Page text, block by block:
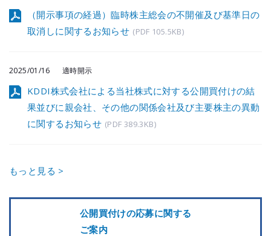
（開示事項の経過）臨時株主総会の不開催及び基準日の
取消しに関するお知らせ (PDF 105.5KB)
2025/01/16 適時開示
KDDI株式会社による当社株式に対する公開買付けの結
果並びに親会社、その他の関係会社及び主要株主の異動
に関するお知らせ (PDF 389.3KB)
もっと見る >
公開買付けの応募に関する
ご案内